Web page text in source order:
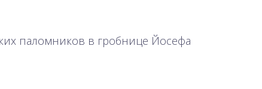
паломников в гробнице Йосефа